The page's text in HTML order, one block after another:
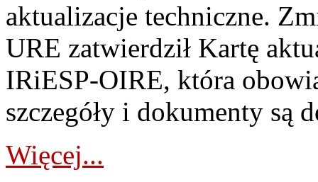
aktualizacje techniczne.
URE zatwierdził Kartę
IRiESP‑OIRE, która
szczegóły i dokumenty są
Więcej...